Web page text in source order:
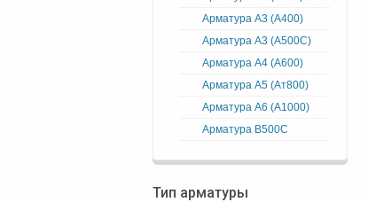
Арматура А3 (А400)
Арматура А3 (А500С)
Арматура А4 (А600)
Арматура А5 (Ат800)
Арматура А6 (А1000)
Арматура В500С
Тип арматуры